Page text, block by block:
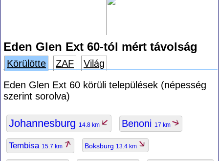
Eden Glen Ext 60-tól mért távolság
Körülötte ZAF
Világ
Eden Glen Ext 60 körüli települések (népesség
szerint sorolva)
Johannesburg 14.8 km Benoni 17 km
Tembisa 15.7 km Boksburg 13.4 km